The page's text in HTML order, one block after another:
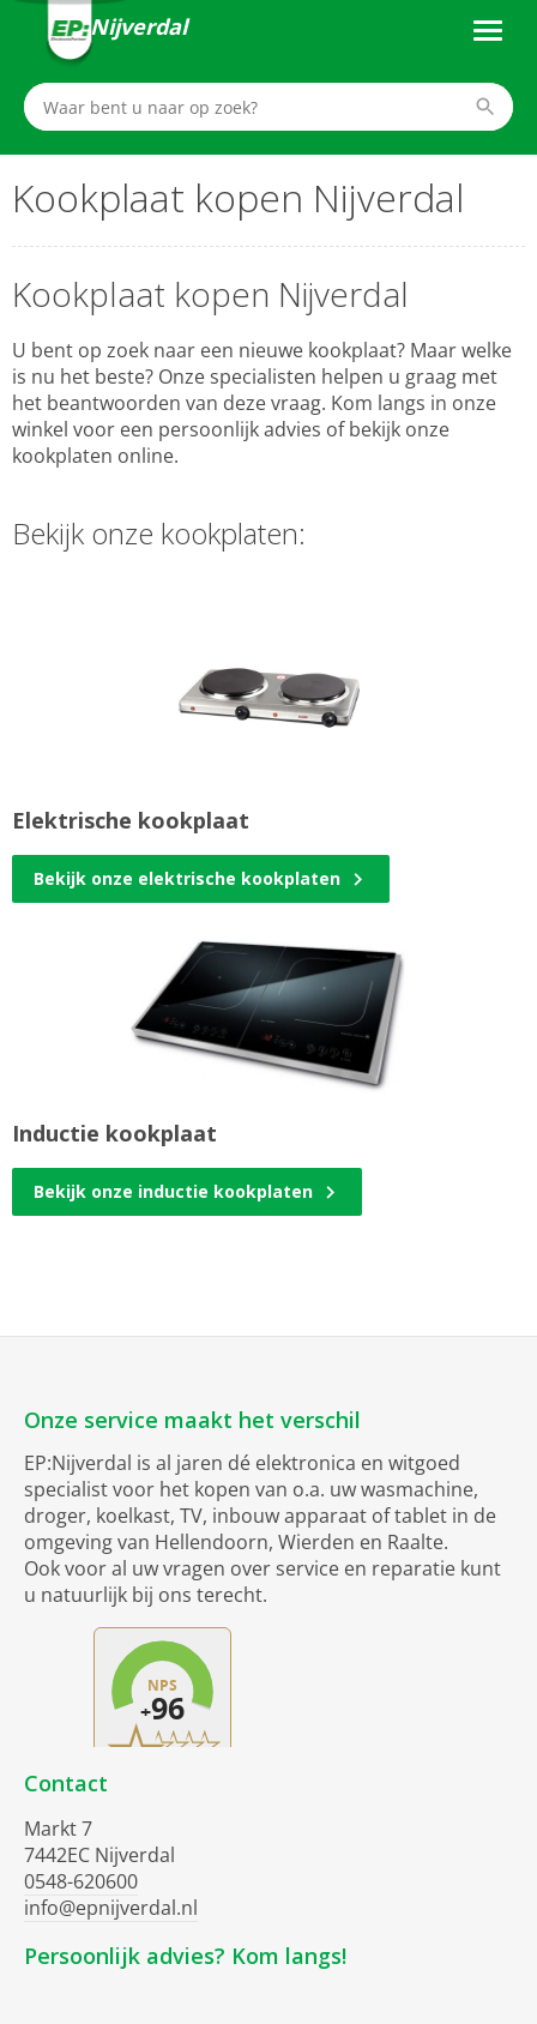
Nijverdal
Kookplaat kopen Nijverdal
Kookplaat kopen Nijverdal
U bent op zoek naar een nieuwe kookplaat? Maar welke
is nu het beste? Onze specialisten helpen u graag met
het beantwoorden van deze vraag. Kom langs in onze
winkel voor een persoonlijk advies of bekijk onze
kookplaten online.
Bekijk onze kookplaten:
Elektrische kookplaat
Bekijk onze elektrische kookplaten
Inductie kookplaat
Bekijk onze inductie kookplaten
Onze service maakt het verschil
EP:Nijverdal is al jaren dé elektronica en witgoed
specialist voor het kopen van o.a. uw wasmachine,
droger, koelkast, TV, inbouw apparaat of tablet in de
omgeving van Hellendoorn, Wierden en Raalte.
Ook voor al uw vragen over service en reparatie kunt
u natuurlijk bij ons terecht.
Contact
Markt 7
7442EC Nijverdal
0548-620600
info@epnijverdal.nl
Persoonlijk advies? Kom langs!